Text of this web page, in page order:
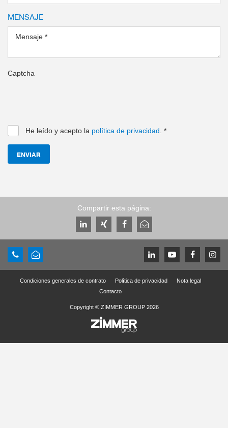
MENSAJE
Mensaje *
Captcha
He leído y acepto la política de privacidad *
ENVIAR
Compartir esta página:
Condiciones generales de contrato Política de privacidad
Nota legal
Contacto
Copyright © ZIMMER GROUP 2026